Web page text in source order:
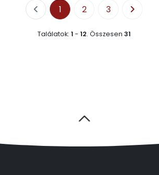
1 2 3
Találatok: 1 - 12. Összesen 31